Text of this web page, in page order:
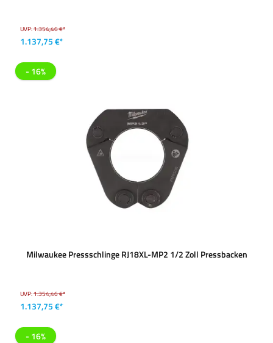
UVP:1.354,46 €*
1.137,75 €*
- 16%
Milwaukee Pressschlinge RJ18XL-MP2 1/2 Zoll Pressbacken
UVP:1.354,46 €*
1.137,75 €*
- 16%